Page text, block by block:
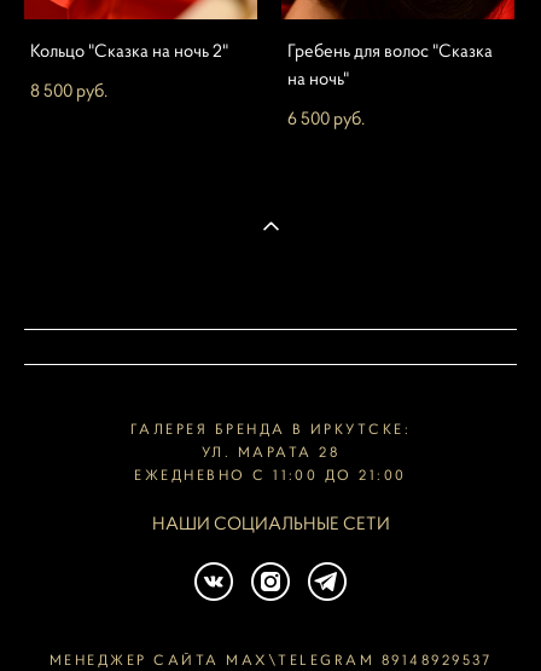
Кольцо "Сказка на ночь 2"
8 500 pуб.
Гребень для волос "Сказка
на ночь"
6 500 pуб.
ГАЛЕРЕЯ БРЕНДА В ИРКУТСКЕ:
УЛ. МАРАТА 28
ЕЖЕДНЕВНО С 11:00 ДО 21:00
НАШИ СОЦИАЛЬНЫЕ СЕТИ
МЕНЕДЖЕР САЙТА MAX\TELEGRAM 89148929537